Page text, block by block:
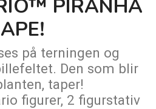
PIRANHA
på terningen og
Den som blir
taper!
figurer, 2 figurstativ